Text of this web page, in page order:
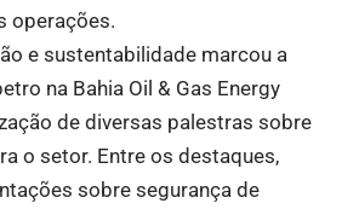
operações.
e sustentabilidade marcou a
na Bahia Oil & Gas Energy
de diversas palestras sobre
o setor. Entre os destaques,
sobre segurança de